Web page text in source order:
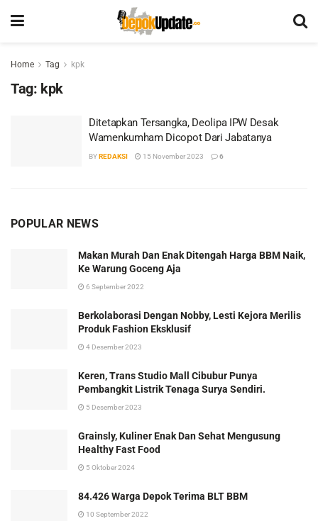
Home Tag kpk
Tag: kpk
Ditetapkan Tersangka, Deolipa IPW Desak
Wamenkumham Dicopot Dari Jabatanya
BYREDAKSI 15 November 2023 6
POPULAR NEWS
Makan Murah Dan Enak Ditengah Harga BBM Naik,
Ke Warung Goceng Aja
6 September 2022
Berkolaborasi Dengan Nobby, Lesti Kejora Merilis
Produk Fashion Eksklusif
4 Desember 2023
Keren, Trans Studio Mall Cibubur Punya
Pembangkit Listrik Tenaga Surya Sendiri.
5 Desember 2023
Grainsly, Kuliner Enak Dan Sehat Mengusung
Healthy Fast Food
5 Oktober 2024
84.426 Warga Depok Terima BLT BBM
10 September 2022